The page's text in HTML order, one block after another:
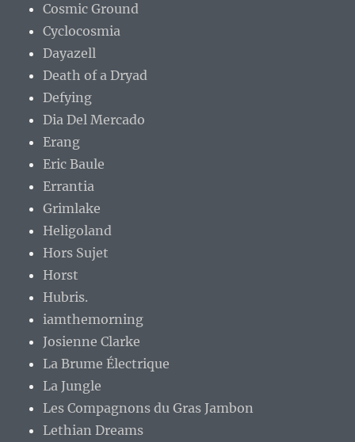
Cosmic Ground
Cyclocosmia
Dayazell
Death of a Dryad
Defying
Dia Del Mercado
Erang
Eric Baule
Errantia
Grimlake
Heligoland
Hors Sujet
Horst
Hubris.
iamthemorning
Josienne Clarke
La Brume Électrique
La Jungle
Les Compagnons du Gras Jambon
Lethian Dreams